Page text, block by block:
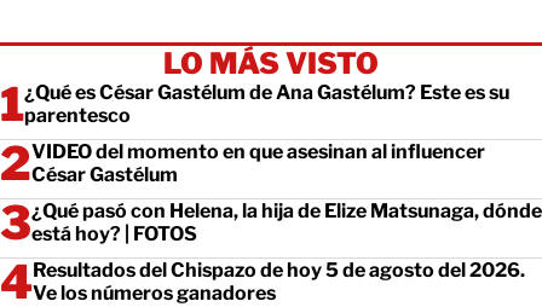
LO MÁS VISTO
¿Qué es César Gastélum de Ana Gastélum? Este es su
parentesco
VIDEO del momento en que asesinan al influencer
César Gastélum
¿Qué pasó con Helena, la hija de Elize Matsunaga, dónde
está hoy? | FOTOS
Resultados del Chispazo de hoy 5 de agosto del 2026.
Ve los números ganadores